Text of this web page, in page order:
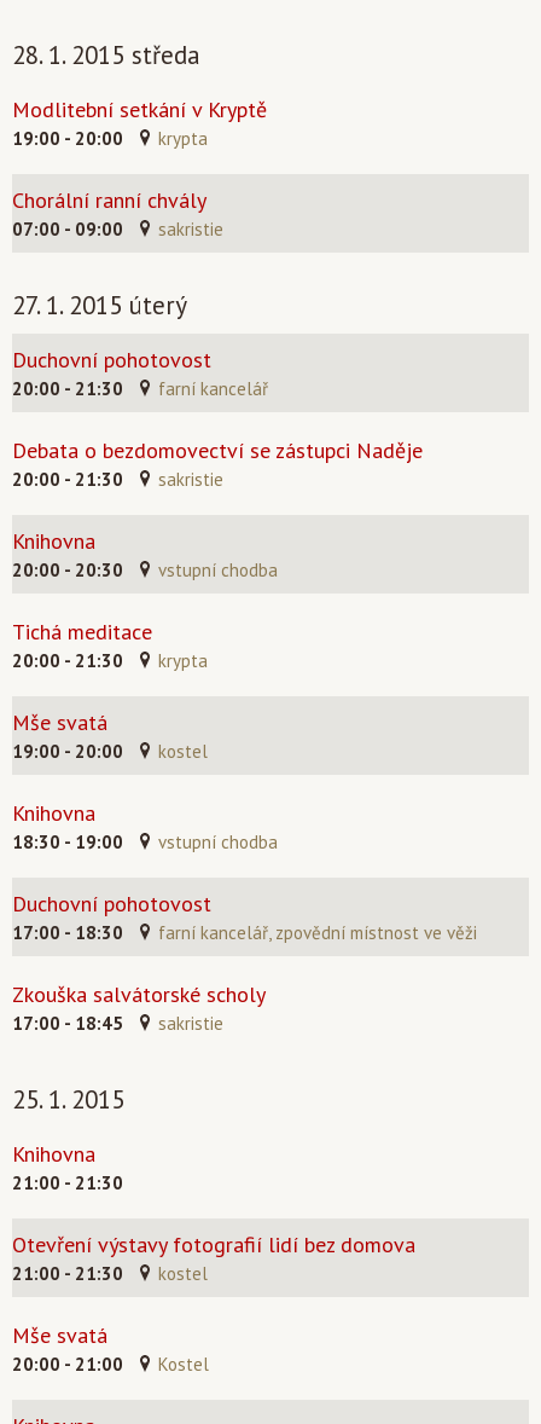
28. 1. 2015 středa
Modlitební setkání v Kryptě
19:00 - 20:00 krypta
Chorální ranní chvály
07:00 - 09:00 sakristie
27. 1. 2015 úterý
Duchovní pohotovost
20:00 - 21:30 farní kancelář
Debata o bezdomovectví se zástupci Naděje
20:00 - 21:30 sakristie
Knihovna
20:00 - 20:30 vstupní chodba
Tichá meditace
20:00 - 21:30 krypta
Mše svatá
19:00 - 20:00 kostel
Knihovna
18:30 - 19:00 vstupní chodba
Duchovní pohotovost
17:00 - 18:30 farní kancelář, zpovědní místnost ve věži
Zkouška salvátorské scholy
17:00 - 18:45 sakristie
25. 1. 2015
Knihovna
21:00 - 21:30
Otevření výstavy fotografií lidí bez domova
21:00 - 21:30 kostel
Mše svatá
20:00 - 21:00 Kostel